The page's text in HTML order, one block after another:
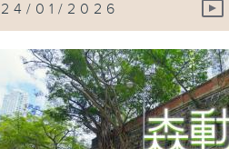
24/01/2026